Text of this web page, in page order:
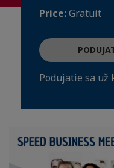
Price:Gratuit
Podujatie sa už